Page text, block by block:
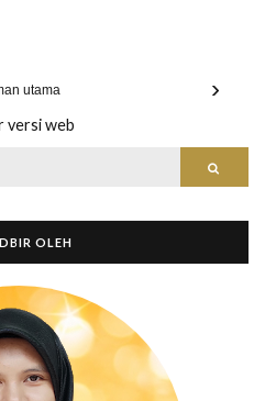
›
utama
versi web
OLEH